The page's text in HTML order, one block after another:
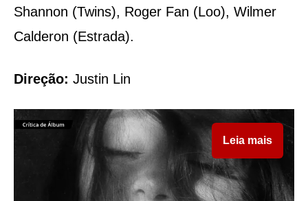
Shannon (Twins), Roger Fan (Loo), Wilmer
Calderon (Estrada).
Direção: Justin Lin
Leia mais